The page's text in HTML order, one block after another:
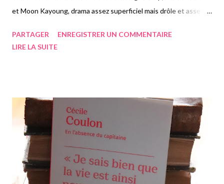
et Moon Kayoung, drama assez superficiel mais drôle et assez
moments de creux à la librairie, j'en profite pour lire un peu
lycéenne qui n'est pas bien gâtée par la nature si on puit dire,
n'étant guère jolie, et se faisant harceler au lycée à cause de
cela. Elle se demande ce qui cloche chez elle jusqu'à trouver la
solution. Se maquiller. Elle se met donc en quête d'amélioration
de son physique s'épilant (trop) les sourcils, achetant tout
pleins de produits de maquilla...
PARTAGER
ENREGISTRER UN COMMENTAIRE
LIRE LA SUITE